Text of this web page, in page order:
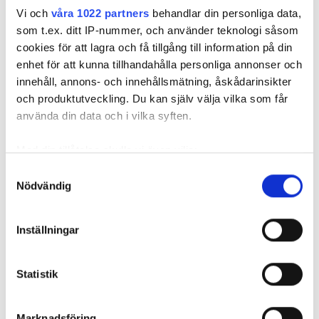
Vi och våra 1022 partners behandlar din personliga data,
som t.ex. ditt IP-nummer, och använder teknologi såsom
cookies för att lagra och få tillgång till information på din
enhet för att kunna tillhandahålla personliga annonser och
innehåll, annons- och innehållsmätning, åskådarinsikter
och produktutveckling. Du kan själv välja vilka som får
använda din data och i vilka syften.
Med din tillåtelse skulle vi även vilja:
som kan ha en noggrannhet på upp till flera meter
Ta reda på mer om hur dina personliga uppgifter
Du kan ändra eller dra tillbaka ditt samtycke när som
Nödvändig
Inställningar
Statistik
skatteavdrag?
PUBLICERAD14 JUL 2026, 05:00| UPPDATERAD 8 JUL 2026
Installationen såldes baserat på att den